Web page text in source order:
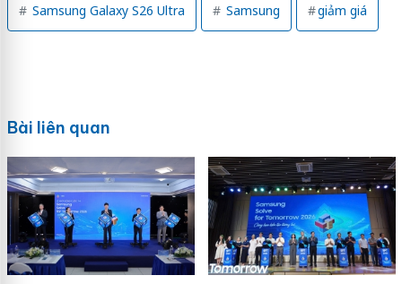
Samsung Galaxy S26 Ultra Samsung giảm giá
Bài liên quan